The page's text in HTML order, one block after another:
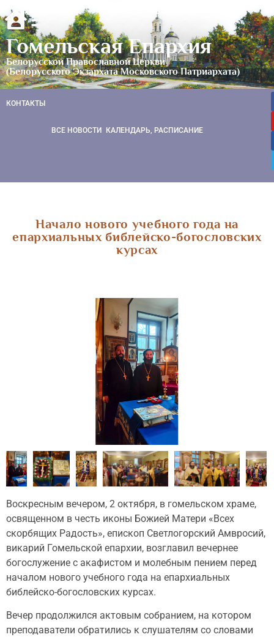
Гомельская Епархия
Белорусской Православной Церкви
(Белорусского Экзархата Московского Патриархата)
КОНТАКТЫ
ВСЕ НОВОСТИ КАЛЕНДАРЬ, РАСПИСАНИЕ
Начало нового учебного года на
епархиальных библейско-богословских
курсах
Воскресным вечером, 2 октября, в гомельском храме,
освященном в честь иконы Божией Матери «Всех
скорбящих Радость», епископ Светлогорский Амвросий,
викарий Гомельской епархии, возглавил вечернее
богослужение с акафистом и молебным пением перед
началом нового учебного года на епархиальных
библейско-богословских курсах.
Вечер продолжился актовым собранием, на котором
преподаватели обратились к слушателям со словами